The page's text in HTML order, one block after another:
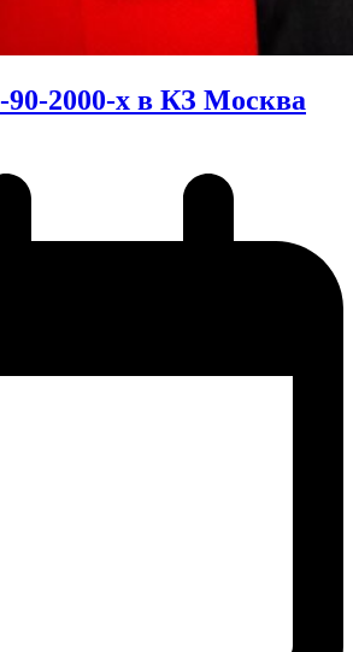
90-2000-х в КЗ Москва